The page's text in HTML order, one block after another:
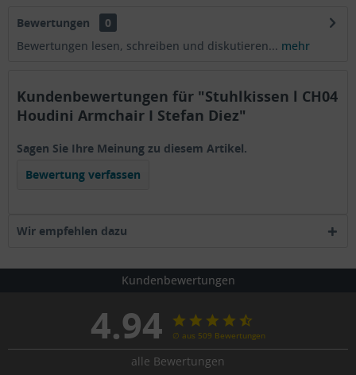
Bewertungen
0
Bewertungen lesen, schreiben und diskutieren... mehr
Kundenbewertungen für "Stuhlkissen l CH04
Houdini Armchair I Stefan Diez"
Sagen Sie Ihre Meinung zu diesem Artikel.
Bewertung verfassen
Wir empfehlen dazu
Kundenbewertungen
4.94 ∅ aus 509 Bewertungen
alle Bewertungen